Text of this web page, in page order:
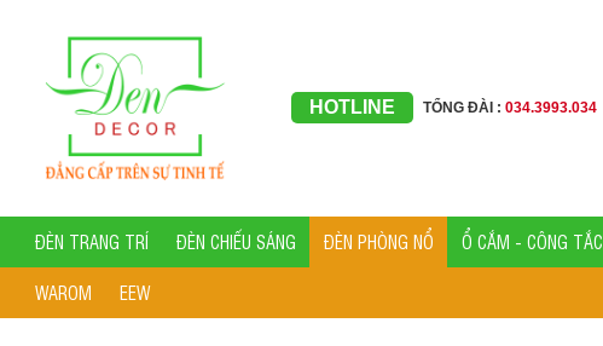
HOTLINE TỔNG ĐÀI : 034.3993.034
ĐÈN TRANG TRÍ ĐÈN CHIẾU SÁNG ĐÈN PHÒNG NỔ Ổ CẮM - CÔNG TẮC
WAROM EEW